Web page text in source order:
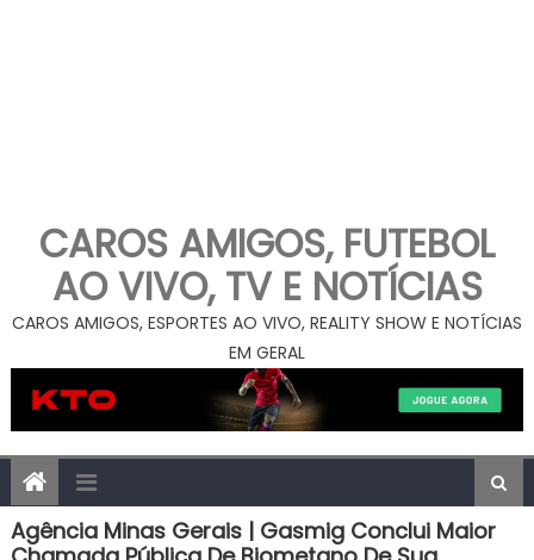
CAROS AMIGOS, FUTEBOL
AO VIVO, TV E NOTÍCIAS
CAROS AMIGOS, ESPORTES AO VIVO, REALITY SHOW E NOTÍCIAS
EM GERAL
Agência Minas Gerais | Gasmig Conclui Maior